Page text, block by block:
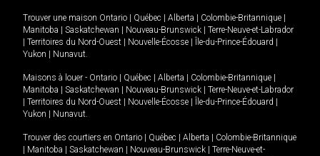
Trouver une maison Ontario Québec Alberta Colombie-Britannique
Manitoba
Saskatchewan Nouveau-Brunswick
Terre-Neuve-et-Labrador
Territoires du Nord-Ouest Nouvelle-Écosse Île-du-Prince-Édouard
Yukon
Nunavut.
Maisons à louer - Ontario Québec Alberta Colombie-Britannique
Manitoba
Saskatchewan Nouveau-Brunswick
Terre-Neuve-et-Labrador
Territoires du Nord-Ouest Nouvelle-Écosse Île-du-Prince-Édouard
Yukon
Nunavut.
Trouver des courtiers en Ontario Québec Alberta
Colombie-Britannique
Manitoba Saskatchewan Nouveau-Brunswick
Terre-Neuve-et-